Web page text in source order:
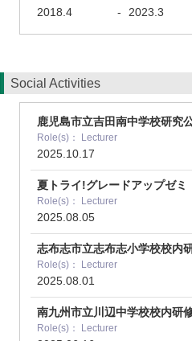
2018.4
- 2023.3
Social Activities
鹿児島市立吉田南中学校研究
Role(s)： Lecturer
2025.10.17
夏トライ!グレードアップゼミ
Role(s)： Lecturer
2025.08.05
志布志市立志布志小学校校内
Role(s)： Lecturer
2025.08.01
南九州市立川辺中学校校内研
Role(s)： Lecturer